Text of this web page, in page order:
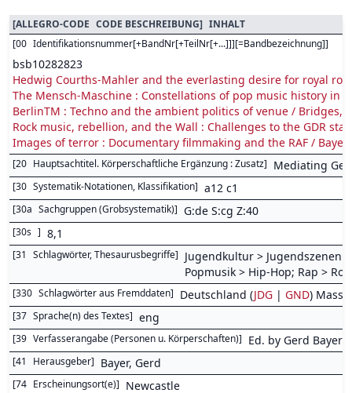
[ALLEGRO-CODE CODE BESCHREIBUNG] INHALT
[00 Identifikationsnummer[+BandNr[+TeilNr[+...]]][=Bandbezeichnung]]
bsb10282823
Hedwig Courths-Mahler and the everlasting desire for royal
The Mensch-Maschine : Constellations of pop music history in
BerlinTM : Techno and the ambient politics of venue / Bridges,
Rock music, rebellion, and the Wall : Challenges to the GDR
Images of terror : Documentary filmmaking and the RAF / Bayer,
[20 Hauptsachtitel. Körperschaftliche Ergänzung : Zusatz] Mediating
[30 Systematik-Notationen, Klassifikation] a12 c1
[30a Sachgruppen (Grobsystematik)] G:de S:cg Z:40
[30s ] 8,1
[31 Schlagwörter, Thesaurusbegriffe] Jugendkultur > Jugendszenen
Popmusik > Hip-Hop; Rap >
[330 Schlagwörter aus Fremddaten] Deutschland (JDG | GND)
[37 Sprache(n) des Textes] eng
[39 Verfasserangabe (Personen u. Körperschaften)] Ed. by Gerd Bayer
[41 Herausgeber] Bayer, Gerd
[74 Erscheinungsort(e)] Newcastle